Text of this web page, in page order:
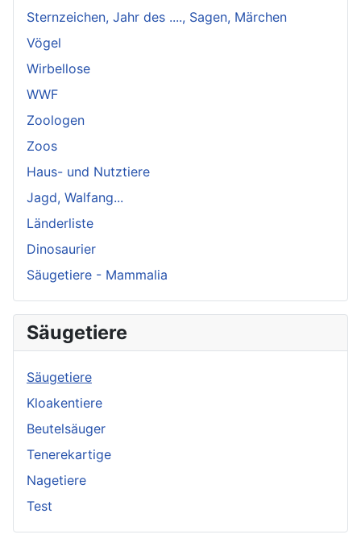
Sternzeichen, Jahr des ...., Sagen, Märchen
Vögel
Wirbellose
WWF
Zoologen
Zoos
Haus- und Nutztiere
Jagd, Walfang...
Länderliste
Dinosaurier
Säugetiere - Mammalia
Säugetiere
Säugetiere
Kloakentiere
Beutelsäuger
Tenerekartige
Nagetiere
Test